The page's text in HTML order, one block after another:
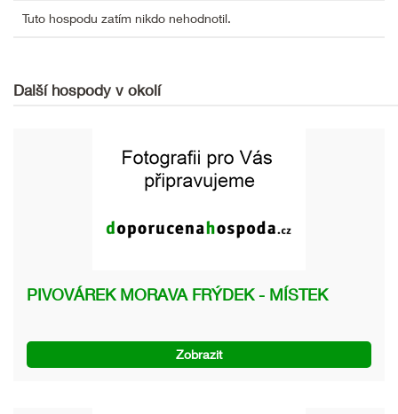
Tuto hospodu zatím nikdo nehodnotil.
Další hospody v okolí
PIVOVÁREK MORAVA FRÝDEK - MÍSTEK
Zobrazit